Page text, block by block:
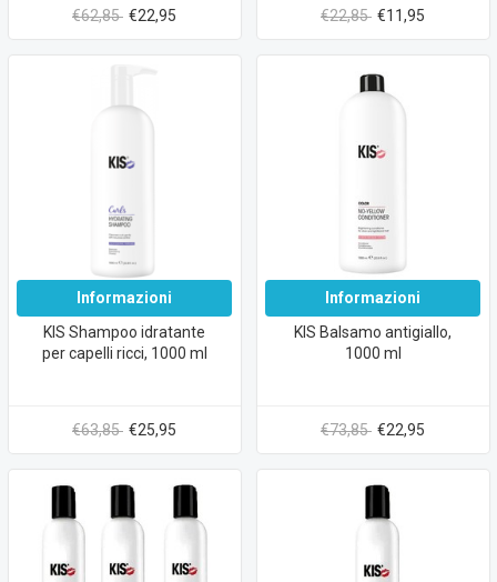
€62,85 €22,95 €22,85 €11,95
Informazioni
KIS Shampoo idratante
per capelli ricci, 1000 ml
€63,85 €25,95
Informazioni
KIS Balsamo antigiallo,
1000 ml
€73,85 €22,95